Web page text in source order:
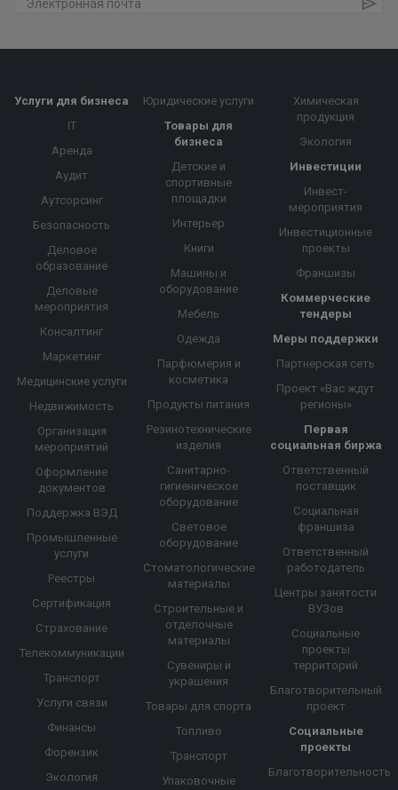
Услуги для бизнеса
IT
Аренда
Аудит
Аутсорсинг
Безопасность
Деловое
образование
Деловые
мероприятия
Консалтинг
Маркетинг
Медицинские услуги
Недвижимость
Организация
мероприятий
Оформление
документов
Поддержка ВЭД
Промышленные
услуги
Реестры
Сертификация
Страхование
Телекоммуникации
Транспорт
Услуги связи
Финансы
Форензик
Экология
Юридические услуги
Товары для
бизнеса
Детские и
спортивные
площадки
Интерьер
Книги
Машины и
оборудование
Мебель
Одежда
Парфюмерия и
косметика
Продукты питания
Резинотехнические
изделия
Санитарно-
гигиеническое
оборудование
Световое
оборудование
Стоматологические
материалы
Строительные и
отделочные
материалы
Сувениры и
украшения
Товары для спорта
Топливо
Транспорт
Упаковочные
Химическая
продукция
Экология
Инвестиции
Инвест-
мероприятия
Инвестиционные
проекты
Франшизы
Коммерческие
тендеры
Меры поддержки
Партнерская сеть
Проект «Вас ждут
регионы»
Первая
социальная биржа
Ответственный
поставщик
Социальная
франшиза
Ответственный
работодатель
Центры занятости
ВУЗов
Социальные
проекты
территорий
Благотворительный
проект
Социальные
проекты
Благотворительность